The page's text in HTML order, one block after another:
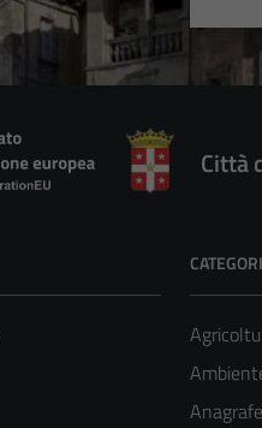
Città